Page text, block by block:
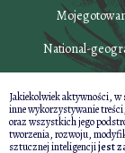
National-
Jakiekolwiek aktywności,
inne wykorzystywanie
oraz wszystkich jego
tworzenia, rozwoju,
sztucznej inteligencjijest